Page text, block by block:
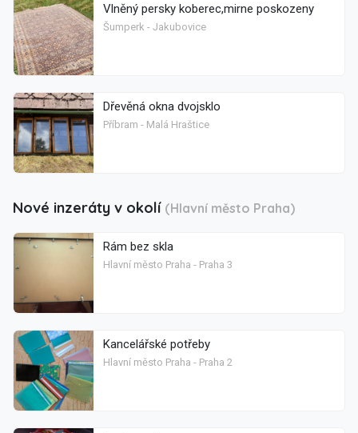
Vlněný persky koberec,mirne poskozeny
Šumperk - Jakubovice
Dřevěná okna dvojsklo
Příbram - Malá Hraštice
Nové inzeráty v okolí (Hlavní město Praha)
Rám bez skla
Hlavní město Praha - Praha 3
Kancelářské potřeby
Hlavní město Praha - Praha 2